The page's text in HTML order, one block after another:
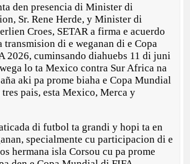
den presencia di Minister di
Sr. Rene Herde, y Minister di
Croes, SETAR a firma e acuerdo
transmision di e weganan di e Copa
2026, cuminsando diahuebs 11 di juni
lo ta Mexico contra Sur Africa na
aki pa prome biaha e Copa Mundial
pais, esta Mexico, Merca y
di futbol ta grandi y hopi ta en
specialmente cu participacion di e
hermana isla Corsou cu pa prome